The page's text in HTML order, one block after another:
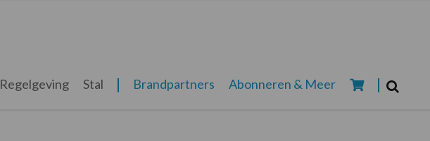
Regelgeving Stal Brandpartners Abonneren & Meer